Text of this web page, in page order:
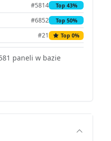
#5814 Top 43%
#6852 Top 50%
#21 Top 0%
paneli w bazie